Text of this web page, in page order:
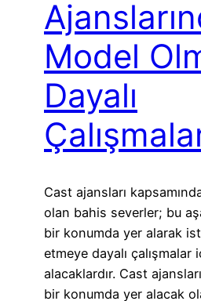
Model
Dayalı
Cast ajansları
olan bahis severler; bu
bir konumda yer alarak
etmeye dayalı çalışmalar
alacaklardır. Cast
bir konumda yer alacak